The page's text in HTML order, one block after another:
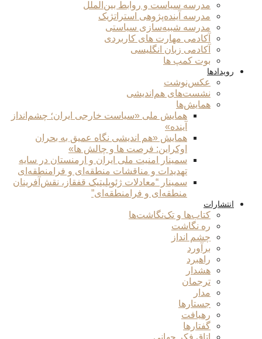
مدرسه سیاست و روابط بین‌الملل
مدرسه آینده‌پژوهی استراتژیک
مدرسه شبیه‌سازی سیاستی
آکادمی مهارت های کاربردی
آکادمی زبان انگلیسی
بوت کمپ ها
رویدادها
عکس‌نوشت
نشست‌های هم‌اندیشی
همایش‌ها
همایش ملی «سیاست خارجی ایران؛ چشم‌انداز
آینده»
همایش «هم اندیشی نگاه عمیق به بحران
اوکراین: فرصت ها و چالش ها»
سمینار امنیت ملی ایران و ارمنستان در سایه
تهدیدات و مناقشات منطقه‌ای و فرامنطقه‌ای
سمینار “معادلات ژئوپلیتیک قفقاز، نقش‌آفرینان
منطقه‌ای و فرامنطقه‌ای”
انتشارات
کتاب‌ها و تک‌نگاشت‌ها
ره نگاشت
چشم انداز
برآورد
راهبرد
هشدار
ترجمان
مدار
جستارها
رهیافت
گفتارها
اتاق فکر جهانی